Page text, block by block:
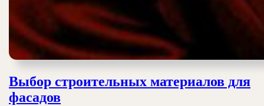
Выбор строительных материалов для
фасадовВыбор